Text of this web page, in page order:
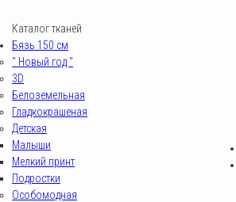
Каталог тканей
Бязь 150 см
" Новый год "
3D
Белоземельная
Гладкокрашеная
Детская
Малыши
Мелкий принт
Подростки
Особомодная